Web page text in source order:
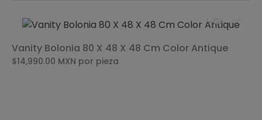
Vanity Bolonia 80 X 48 X 48 Cm Color Antique
$14,990.00 MXN por pieza